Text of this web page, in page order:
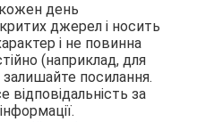
день
джерел і носить
і не повинна
(наприклад, для
залишайте посилання.
відповідальність за